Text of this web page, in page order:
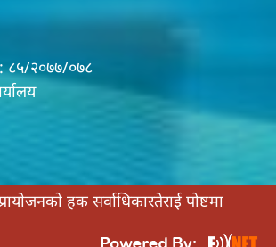
: ८५/२०७७/०७८
हक सर्वाधिकारतेराई पोष्टमा